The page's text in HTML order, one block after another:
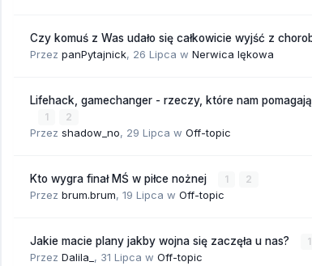
Czy komuś z Was udało się całkowicie wyjść z
Przez panPytajnick, 26 Lipca w Nerwica lękowa
Lifehack, gamechanger - rzeczy, które nam
1 2
Przez shadow_no, 29 Lipca w Off-topic
Kto wygra finał MŚ w piłce nożnej 1 2
Przez brum.brum, 19 Lipca w Off-topic
Jakie macie plany jakby wojna się zaczęła u nas? 1
Przez Dalila_ , 31 Lipca w Off-topic